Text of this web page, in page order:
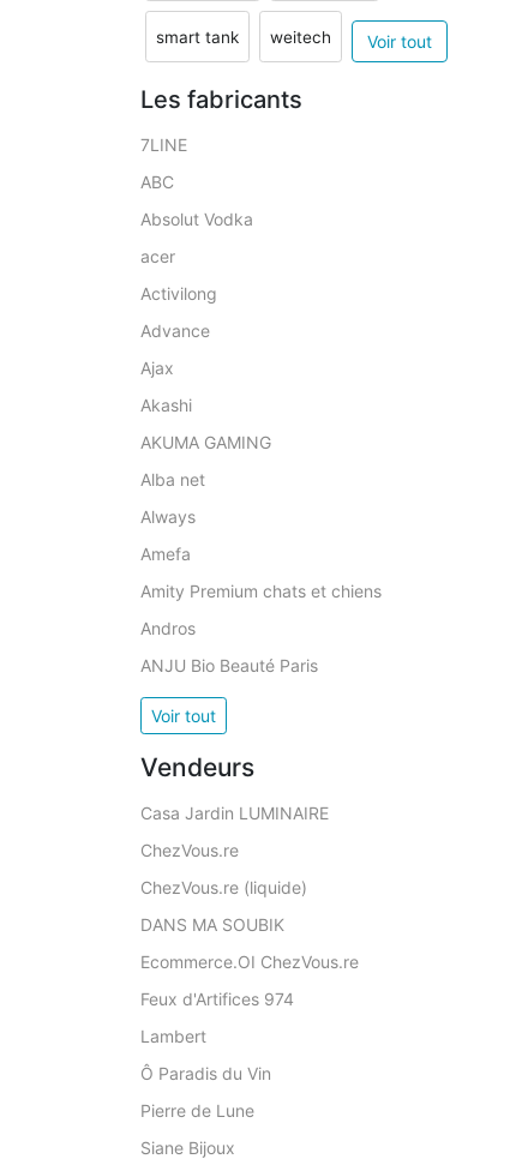
smart tank weitech Voir tout
Les fabricants
7LINE
ABC
Absolut Vodka
acer
Activilong
Advance
Ajax
Akashi
AKUMA GAMING
Alba net
Always
Amefa
Amity Premium chats et chiens
Andros
ANJU Bio Beauté Paris
Voir tout
Vendeurs
Casa Jardin LUMINAIRE
ChezVous.re
ChezVous.re (liquide)
DANS MA SOUBIK
Ecommerce.OI ChezVous.re
Feux d'Artifices 974
Lambert
Ô Paradis du Vin
Pierre de Lune
Siane Bijoux